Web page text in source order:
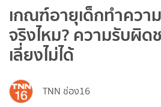
เกณฑ์อายุเด็กทำควา
จริงไหม? ความรับผิด
เลี่ยงไม่ได้
TNN ช่อง16